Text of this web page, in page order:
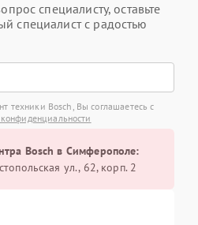
специалисту, оставьте
специалист с радостью
техники Bosch, Вы соглашаетесь с
Bosch в Симферополе:
ул., 62, корп. 2